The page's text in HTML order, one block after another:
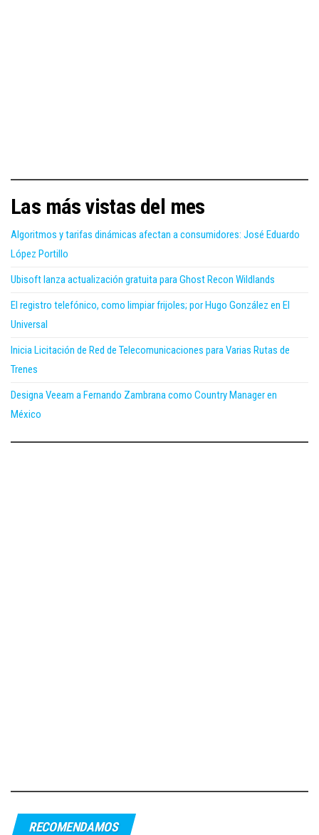
Las más vistas del mes
Algoritmos y tarifas dinámicas afectan a consumidores: José Eduardo
López Portillo
Ubisoft lanza actualización gratuita para Ghost Recon Wildlands
El registro telefónico, como limpiar frijoles; por Hugo González en El
Universal
Inicia Licitación de Red de Telecomunicaciones para Varias Rutas de
Trenes
Designa Veeam a Fernando Zambrana como Country Manager en
México
RECOMENDAMOS